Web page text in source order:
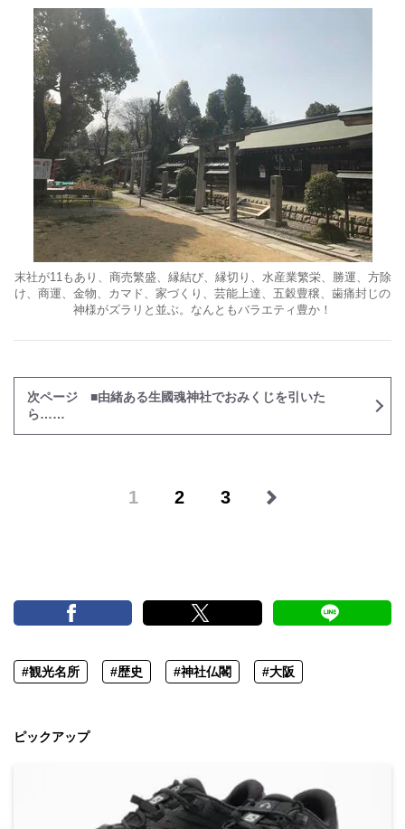
末社が11もあり、商売繁盛、縁結び、縁切り、水産業繁栄、勝運、方除
け、商運、金物、カマド、家づくり、芸能上達、五穀豊穣、歯痛封じの
神様がズラリと並ぶ。なんともバラエティ豊か！
次ページ ■由緒ある生國魂神社でおみくじを引いた
ら……
1 2 3
#観光名所 #歴史 #神社仏閣 #大阪
ピックアップ